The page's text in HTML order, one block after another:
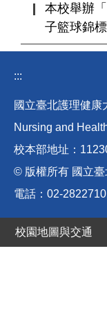
本校舉辦
子籃球錦
:::
國立臺北護理健康
Nursing and
校本部地址：
© 版權所有 國立
電話：02-
校園地圖與交通